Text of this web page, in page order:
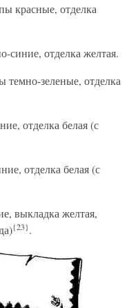
красные, отделка
синие, отделка желтая.
темно-зеленые, отделка
отделка белая (с
отделка белая (с
выкладка желтая,
{23}.